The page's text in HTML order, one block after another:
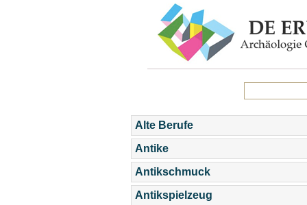
Alte Berufe
Antike
Antikschmuck
Antikspielzeug